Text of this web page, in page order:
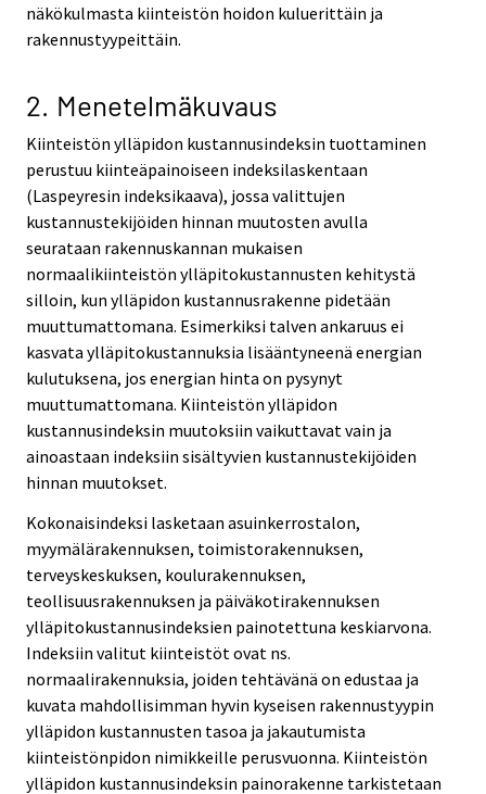
näkökulmasta kiinteistön hoidon kuluerittäin ja
rakennustyypeittäin.
2. Menetelmäkuvaus
Kiinteistön ylläpidon kustannusindeksin tuottaminen
perustuu kiinteäpainoiseen indeksilaskentaan
(Laspeyresin indeksikaava), jossa valittujen
kustannustekijöiden hinnan muutosten avulla
seurataan rakennuskannan mukaisen
normaalikiinteistön ylläpitokustannusten kehitystä
silloin, kun ylläpidon kustannusrakenne pidetään
muuttumattomana. Esimerkiksi talven ankaruus ei
kasvata ylläpitokustannuksia lisääntyneenä energian
kulutuksena, jos energian hinta on pysynyt
muuttumattomana. Kiinteistön ylläpidon
kustannusindeksin muutoksiin vaikuttavat vain ja
ainoastaan indeksiin sisältyvien kustannustekijöiden
hinnan muutokset.
Kokonaisindeksi lasketaan asuinkerrostalon,
myymälärakennuksen, toimistorakennuksen,
terveyskeskuksen, koulurakennuksen,
teollisuusrakennuksen ja päiväkotirakennuksen
ylläpitokustannusindeksien painotettuna keskiarvona.
Indeksiin valitut kiinteistöt ovat ns.
normaalirakennuksia, joiden tehtävänä on edustaa ja
kuvata mahdollisimman hyvin kyseisen rakennustyypin
ylläpidon kustannusten tasoa ja jakautumista
kiinteistönpidon nimikkeille perusvuonna. Kiinteistön
ylläpidon kustannusindeksin painorakenne tarkistetaan